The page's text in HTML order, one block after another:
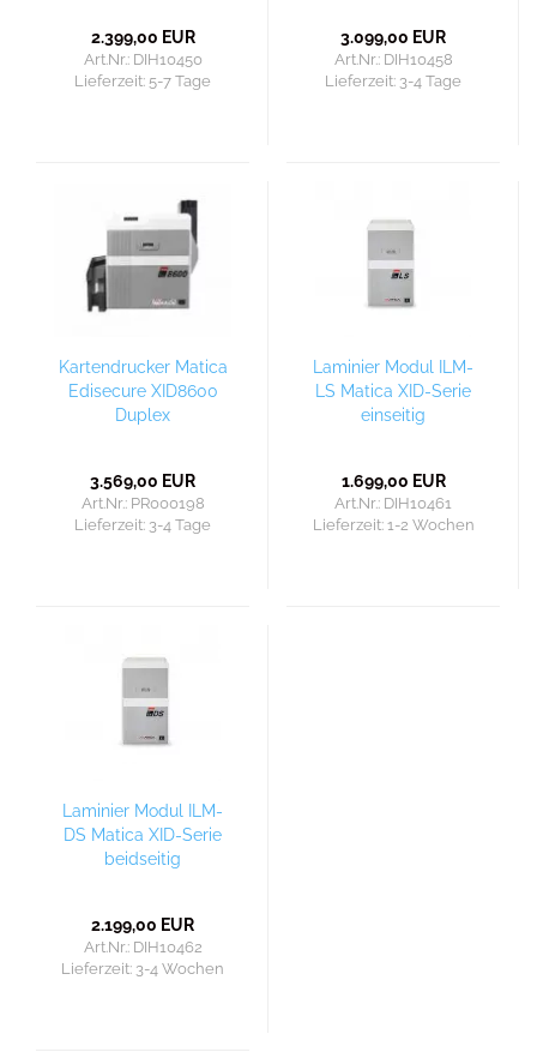
2.399,00 EUR
Art.Nr.: DIH10450
Lieferzeit: 5-7 Tage
3.099,00 EUR
Art.Nr.: DIH10458
Lieferzeit: 3-4 Tage
Kartendrucker Matica
Edisecure XID8600
Duplex
3.569,00 EUR
Art.Nr.: PR000198
Lieferzeit: 3-4 Tage
Laminier Modul ILM-
LS Matica XID-Serie
einseitig
1.699,00 EUR
Art.Nr.: DIH10461
Lieferzeit: 1-2 Wochen
Laminier Modul ILM-
DS Matica XID-Serie
beidseitig
2.199,00 EUR
Art.Nr.: DIH10462
Lieferzeit: 3-4 Wochen